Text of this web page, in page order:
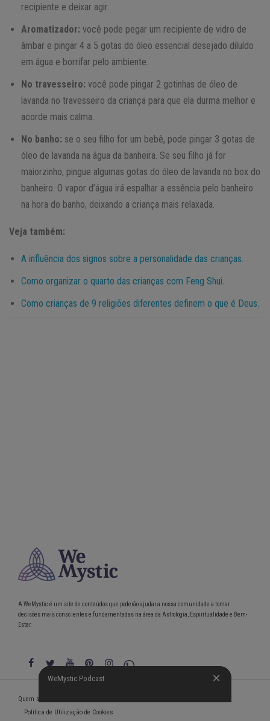
recipiente e deixar agir.
Aromatizador: você pode pegar um recipiente de vidro de
âmbar e pingar 4 a 5 gotas do óleo essencial desejado diluído
em água e borrifar pelo ambiente.
No travesseiro: você pode pingar 2 gotinhas de óleo de
lavanda no travesseiro da criança para que ela durma melhor e
acorde mais calma.
No banho: se o seu filho for um bebê, pode pingar 3 gotas de
óleo de lavanda na água da banheira. Se seu filho já for
maiorzinho, pingue algumas gotas do óleo de lavanda no box do
banheiro. O vapor d’água irá espalhar a essência pelo banheiro
na hora do banho, deixando a criança mais relaxada.
Veja também:
A influência dos signos sobre a personalidade das crianças.
Como organizar o quarto das crianças com Feng Shui.
Como crianças de 9 religiões diferentes definem o que é Deus.
WeMystic Podcast
A WeMystic é um site de conteúdos que poderão ajudar a nossa comunidade a tomar
decisões mais conscientes e fundamentadas na área da Astrologia, Espiritualidade e Bem-
Estar.
WeMystic Podcast
Quem somos
Política de Utilização de Cookies